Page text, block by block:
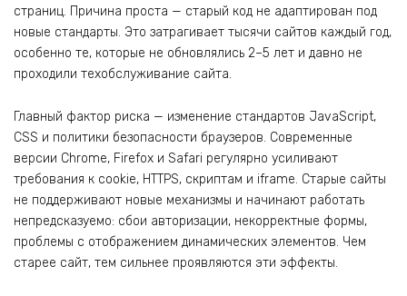
страниц. Причина проста — старый код не адаптирован под
новые стандарты. Это затрагивает тысячи сайтов каждый год,
особенно те, которые не обновлялись 2–5 лет и давно не
проходили техобслуживание сайта.
Главный фактор риска — изменение стандартов JavaScript,
CSS и политики безопасности браузеров. Современные
версии Chrome, Firefox и Safari регулярно усиливают
требования к cookie, HTTPS, скриптам и iframe. Старые сайты
не поддерживают новые механизмы и начинают работать
непредсказуемо: сбои авторизации, некорректные формы,
проблемы с отображением динамических элементов. Чем
старее сайт, тем сильнее проявляются эти эффекты.